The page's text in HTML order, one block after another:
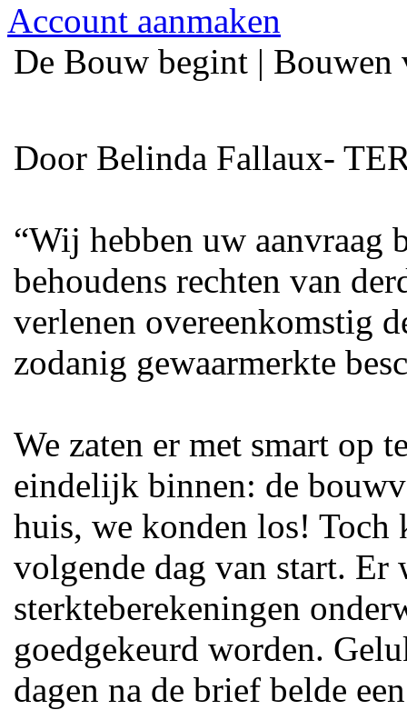
Account aanmaken
De Bouw begint | Bouwen
Door Belinda Fallaux-
“Wij hebben uw aanvraag
behoudens rechten van
verlenen overeenkomstig
zodanig gewaarmerkte
We zaten er met smart op
eindelijk binnen: de
huis, we konden los! Toch
volgende dag van start. Er
sterkteberekeningen
goedgekeurd worden.
dagen na de brief belde